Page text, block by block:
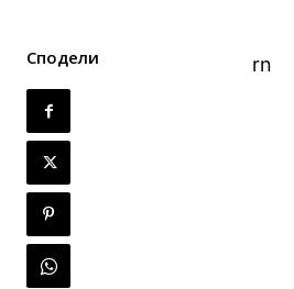
Сподели rn